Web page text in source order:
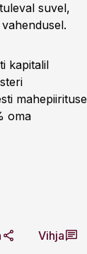
suvel,
kapitalil
mahepiirituse
oma
Vihja